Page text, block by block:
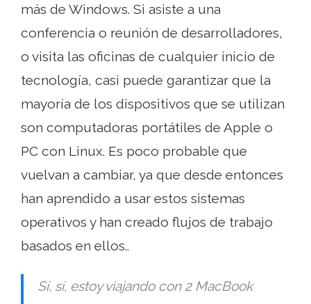
más de Windows. Si asiste a una
conferencia o reunión de desarrolladores,
o visita las oficinas de cualquier inicio de
tecnología, casi puede garantizar que la
mayoría de los dispositivos que se utilizan
son computadoras portátiles de Apple o
PC con Linux. Es poco probable que
vuelvan a cambiar, ya que desde entonces
han aprendido a usar estos sistemas
operativos y han creado flujos de trabajo
basados ​​en ellos..
Sí, sí, estoy viajando con 2 MacBook